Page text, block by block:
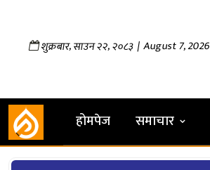
शुक्रबार,साउन२२,२०८३| August 7, 2026
होमपेज समाचार